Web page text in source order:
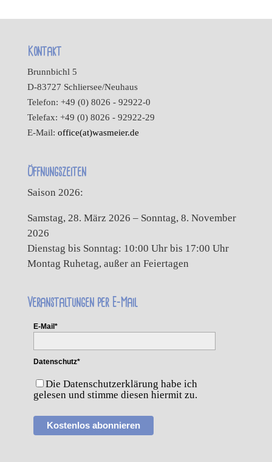
Kontakt
Brunnbichl 5
D-83727 Schliersee/Neuhaus
Telefon: +49 (0) 8026 - 92922-0
Telefax: +49 (0) 8026 - 92922-29
E-Mail: office(at)wasmeier.de
Öffnungszeiten
Saison 2026:
Samstag, 28. März 2026 – Sonntag, 8. November
2026
Dienstag bis Sonntag: 10:00 Uhr bis 17:00 Uhr
Montag Ruhetag, außer an Feiertagen
Veranstaltungen per E-Mail
E-Mail*
Datenschutz*
Die Datenschutzerklärung habe ich
gelesen und stimme diesen hiermit zu.
Kostenlos abonnieren